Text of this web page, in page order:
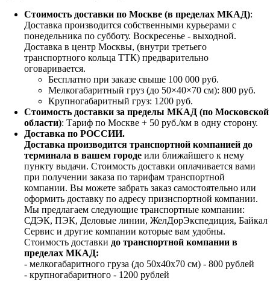
Стоимость доставки по Москве (в пределах МКАД):
Доставка производится собственными курьерами с
понедельника по субботу. Воскресенье - выходной.
Доставка в центр Москвы, (внутри третьего
транспортного кольца ТТК) предварительно
оговаривается.
Бесплатно при заказе свыше 100 000 руб.
Мелкогабаритный груз (до 50×40×70 см): 800 руб.
Крупногабаритный груз: 1200 руб.
Стоимость доставки за пределы МКАД (по Московской
области): Тариф по Москве + 50 руб./км в одну сторону.
Доставка по РОССИИ.
Доставка производится транспортной компанией до
терминала в вашем городе или ближайшего к нему
пункту выдачи. Стоимость доставки оплачивается вами
при получении заказа по тарифам транспортной
компании. Вы можете забрать заказ самостоятельно или
оформить доставку по адресу признспортной компании.
Мы предлагаем следующие транспортные компании:
СДЭК, ПЭК, Деловые линии, ЖелДорЭкспедиция, Байкал
Сервис и другие компании которые вам удобны.
Стоимость доставки до транспортной компании в
пределах МКАД:
- мелкогабаритного груза (до 50х40х70 см) - 800 рублей
- крупногабаритного - 1200 рублей